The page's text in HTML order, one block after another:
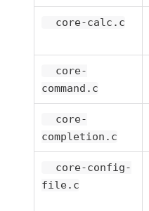
core-calc.c
core-
command.c
core-
completion.c
core-config-
file.c